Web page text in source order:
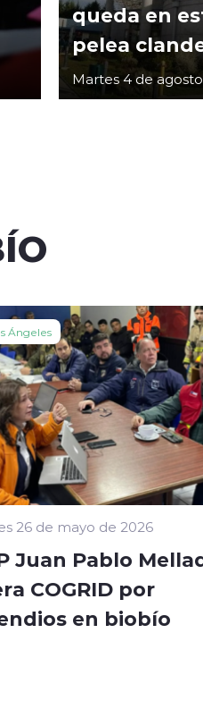
queda en
pelea
Martes 4 de
Ángeles
26 de mayo de 2026
Juan Pablo
COGRID por
en biobío